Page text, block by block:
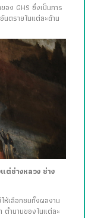
ง GHS ซึ่งเป็นการ
นตรายในแต่ละด้าน
ช่างหลวง ช่าง
ห้เลือกชมทั้งผลงาน
ตำนานของในแต่ละ